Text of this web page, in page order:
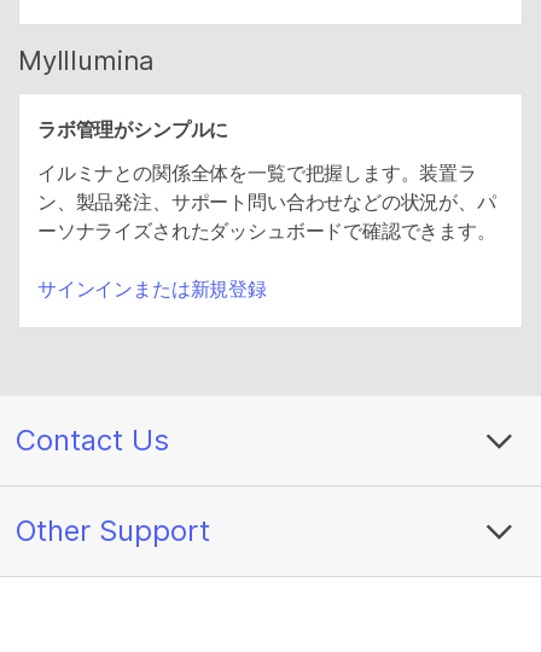
MyIllumina
ラボ管理がシンプルに
イルミナとの関係全体を一覧で把握します。装置ラ
ン、製品発注、サポート問い合わせなどの状況が、パ
ーソナライズされたダッシュボードで確認できます。
サインインまたは新規登録
Contact Us
Other Support